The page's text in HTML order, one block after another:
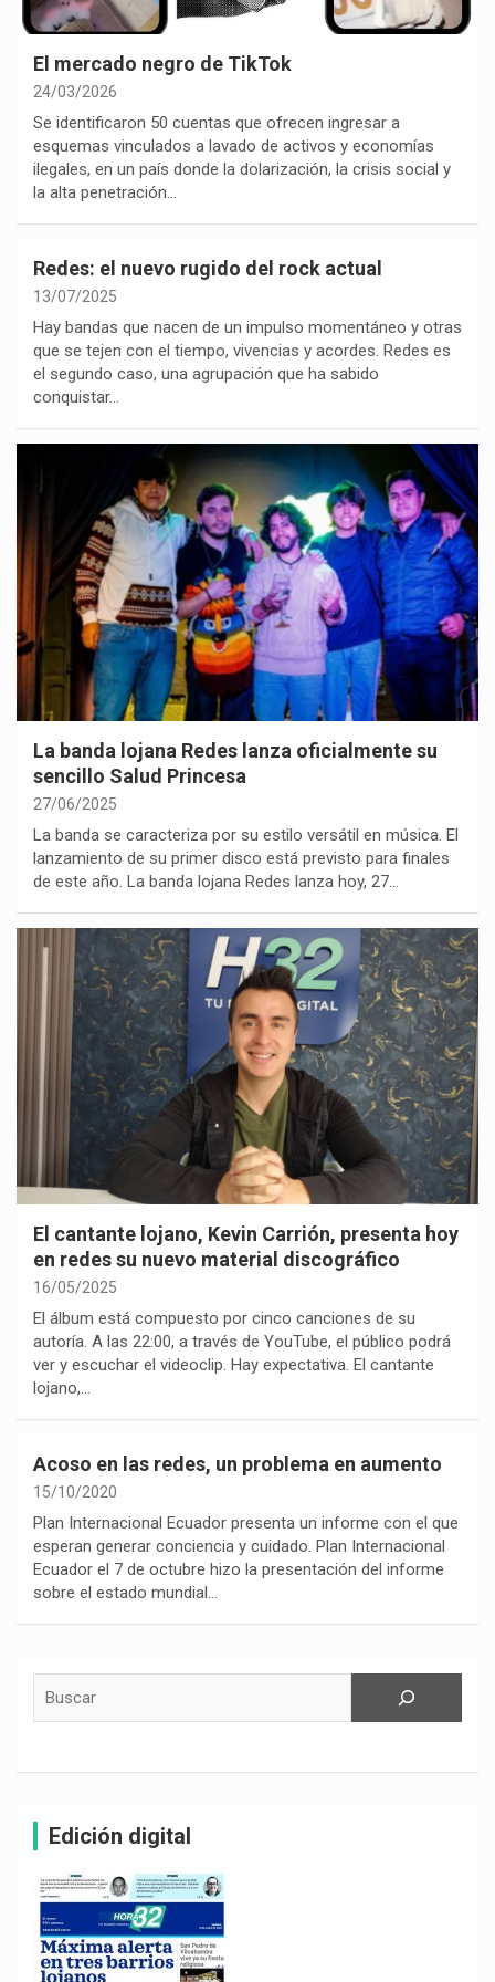
El mercado negro de TikTok
24/03/2026
Se identificaron 50 cuentas que ofrecen ingresar a
esquemas vinculados a lavado de activos y economías
ilegales, en un país donde la dolarización, la crisis social y
la alta penetración…
Redes: el nuevo rugido del rock actual
13/07/2025
Hay bandas que nacen de un impulso momentáneo y otras
que se tejen con el tiempo, vivencias y acordes. Redes es
el segundo caso, una agrupación que ha sabido
conquistar…
La banda lojana Redes lanza oficialmente su
sencillo Salud Princesa
27/06/2025
La banda se caracteriza por su estilo versátil en música. El
lanzamiento de su primer disco está previsto para finales
de este año. La banda lojana Redes lanza hoy, 27…
El cantante lojano, Kevin Carrión, presenta hoy
en redes su nuevo material discográfico
16/05/2025
El álbum está compuesto por cinco canciones de su
autoría. A las 22:00, a través de YouTube, el público podrá
ver y escuchar el videoclip. Hay expectativa. El cantante
lojano,…
Acoso en las redes, un problema en aumento
15/10/2020
Plan Internacional Ecuador presenta un informe con el que
esperan generar conciencia y cuidado. Plan Internacional
Ecuador el 7 de octubre hizo la presentación del informe
sobre el estado mundial…
Edición digital